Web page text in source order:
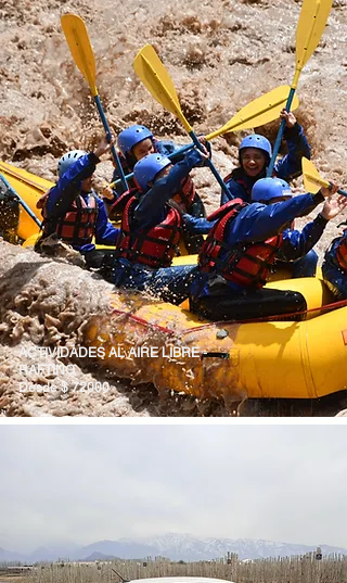
ACTIVIDADES AL AIRE LIBRE -
RAFTING
Desde $ 72000